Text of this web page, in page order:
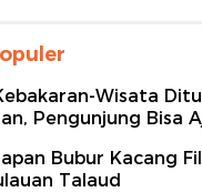
Wisata
Pengunjung Bisa
Bubur Kacang
Talaud